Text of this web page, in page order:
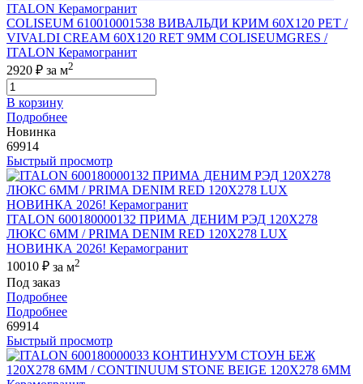
COLISEUM 610010001538 ВИВАЛЬДИ КРИМ 60X120 РЕТ /
VIVALDI CREAM 60X120 RET 9MM COLISEUMGRES /
ITALON Керамогранит
2920 ₽ за м2
В корзину
Подробнее
Новинка
69914
Быстрый просмотр
ITALON 600180000132 ПРИМА ДЕНИМ РЭД 120X278
ЛЮКС 6ММ / PRIMA DENIM RED 120X278 LUX
НОВИНКА 2026! Керамогранит
10010 ₽ за м2
Под заказ
Подробнее
Подробнее
69914
Быстрый просмотр